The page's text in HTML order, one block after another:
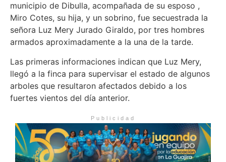
municipio de Dibulla, acompañada de su esposo ,
Miro Cotes, su hija, y un sobrino, fue secuestrada la
señora Luz Mery Jurado Giraldo, por tres hombres
armados aproximadamente a la una de la tarde.
Las primeras informaciones indican que Luz Mery,
llegó a la finca para supervisar el estado de algunos
arboles que resultaron afectados debido a los
fuertes vientos del día anterior.
Publicidad